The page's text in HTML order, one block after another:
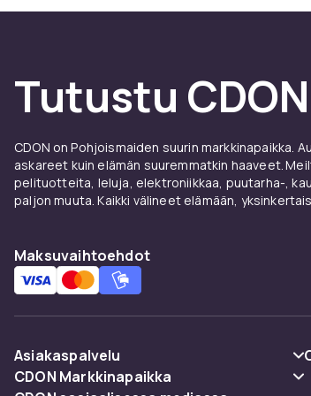
Tutustu
CDON on Pohjoismaiden suurin
askareet kuin elämän suuremmatkin haaveet.
pelituotteita, leluja, elektroniikkaa, puutarha-,
paljon muuta. Kaikki välineet elämään,
Maksuvaihtoehdot
Asiakaspalvelu
Usein kysyttyä (UKK)
CDON Markkinapaikka